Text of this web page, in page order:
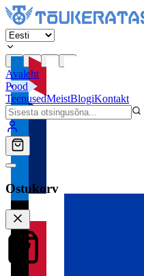
Avaleht
Pood
TeenusedMeistBlogiKontakt
Ostukorv